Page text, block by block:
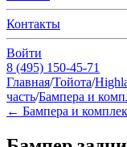
Контакты
Войти
8 (495) 150-45-71
Главная/Тойота/
часть/Бампера и
← Бампера и